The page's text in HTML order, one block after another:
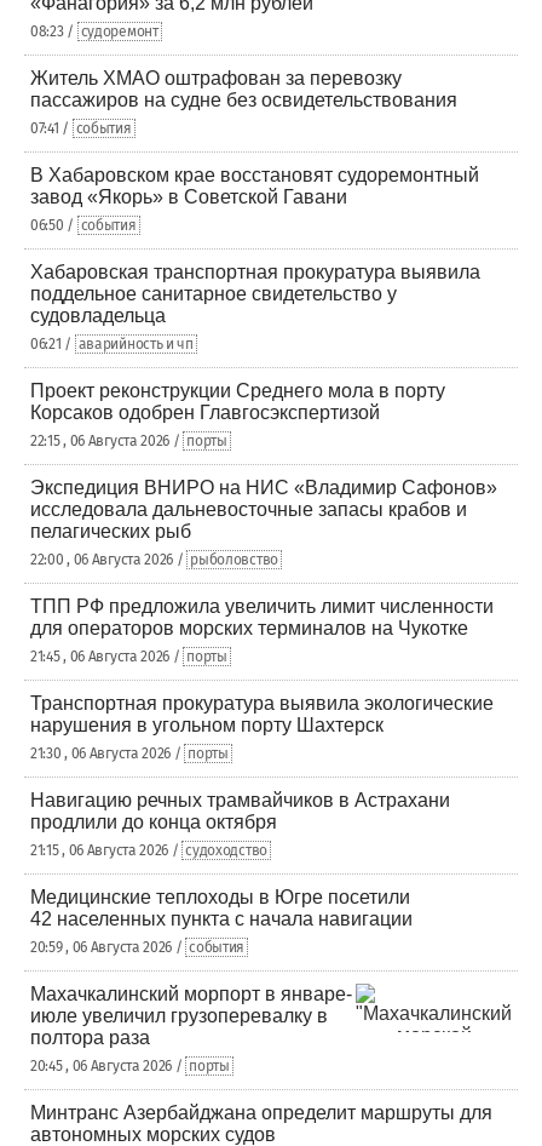
08:23 / судоремонт
Житель ХМАО оштрафован за перевозку
пассажиров на судне без освидетельствования
07:41 / события
В Хабаровском крае восстановят судоремонтный
завод «Якорь» в Советской Гавани
06:50 / события
Хабаровская транспортная прокуратура выявила
поддельное санитарное свидетельство у
судовладельца
06:21 / аварийность и чп
Проект реконструкции Среднего мола в порту
Корсаков одобрен Главгосэкспертизой
22:15 , 06 Августа 2026 / порты
Экспедиция ВНИРО на НИС «Владимир Сафонов»
исследовала дальневосточные запасы крабов и
пелагических рыб
22:00 , 06 Августа 2026 / рыболовство
ТПП РФ предложила увеличить лимит численности
для операторов морских терминалов на Чукотке
21:45 , 06 Августа 2026 / порты
Транспортная прокуратура выявила экологические
нарушения в угольном порту Шахтерск
21:30 , 06 Августа 2026 / порты
Навигацию речных трамвайчиков в Астрахани
продлили до конца октября
21:15 , 06 Августа 2026 / судоходство
Медицинские теплоходы в Югре посетили
42 населенных пункта с начала навигации
20:59 , 06 Августа 2026 / события
Махачкалинский морпорт в январе-
июле увеличил грузоперевалку в
полтора раза
20:45 , 06 Августа 2026 / порты
Минтранс Азербайджана определит маршруты для
автономных морских судов